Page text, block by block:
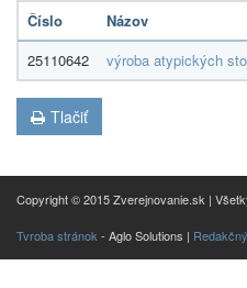
Číslo Názov
25110642
výroba atypických
Tlačiť
Copyright © 2015 Zverejnovanie.sk |
Tvroba stránok - Aglo Solutions |